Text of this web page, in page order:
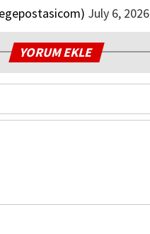
July 6, 2026
YORUM EKLE